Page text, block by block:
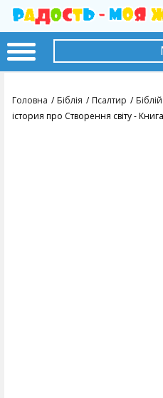
Головна Біблія Псалтир
істория про Створення світу -